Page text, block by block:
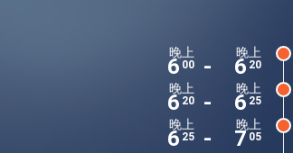
晚上
600 -
晚上
620
晚上
620 -
晚上
625
晚上
625 -
晚上
705